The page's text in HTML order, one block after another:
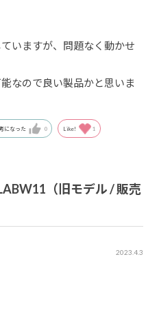
いますが、問題なく動かせ
なので良い製品かと思いま
になった 0 Like! 1
（旧モデル / 販売
2023.4.3